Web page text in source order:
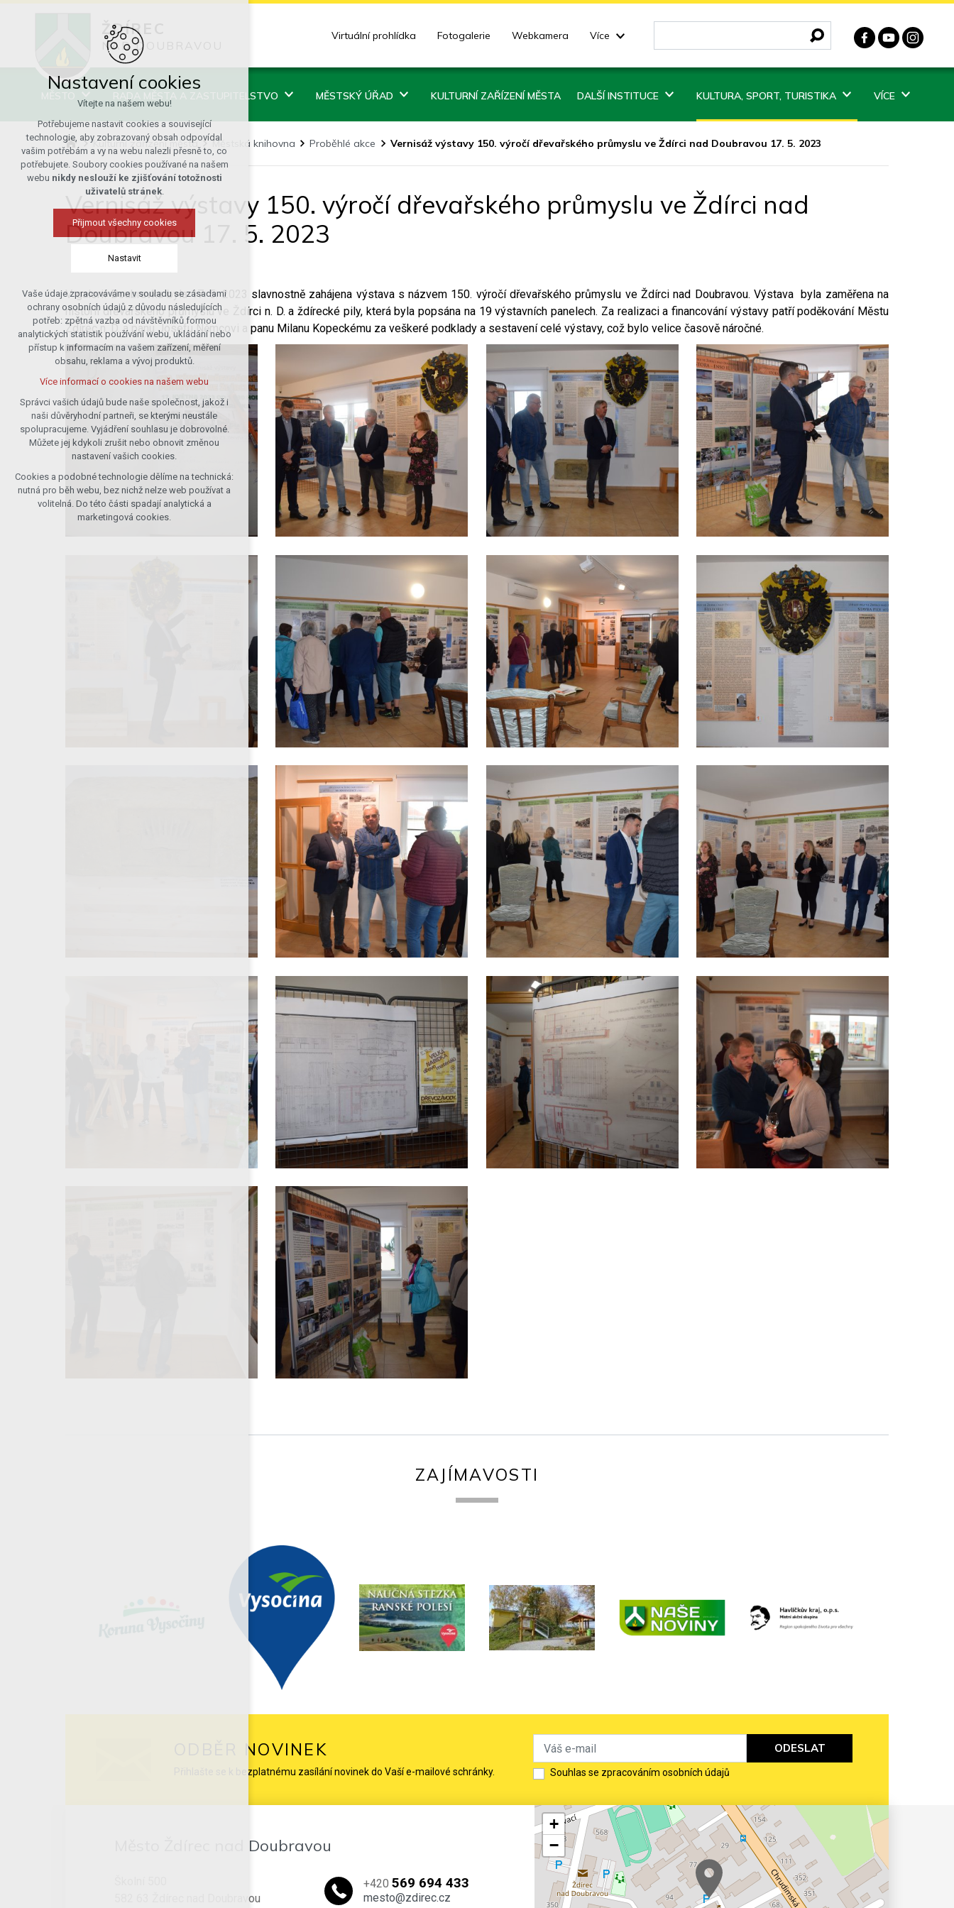
ŽDÍREC
NAD DOUBRAVOU
Virtuální prohlídka Fotogalerie Webkamera Více
RADA MĚSTA A ZASTUPITELSTVO MĚSTSKÝ ÚŘAD KULTURNÍ ZAŘÍZENÍ MĚSTA DALŠÍ INSTITUCE KULTURA, SPORT, TURISTIKA VÍCE
Kulturní zařízení města Městská knihovna Proběhlé akce Vernisáž výstavy 150. výročí dřevařského průmyslu ve Ždírci nad Doubravou 17. 5. 2023
Vernisáž výstavy 150. výročí dřevařského průmyslu ve Ždírci nad
Doubravou 17. 5. 2023
V galerii Doubravka byla 17. 5. 2023 slavnostně zahájena výstava s názvem 150. výročí dřevařského průmyslu ve Ždírci nad Doubravou. Výstava byla zaměřena na
historii dřevařského průmyslu ve Ždírci n. D. a ždírecké pily, která byla popsána na 19 výstavních panelech. Za realizaci a financování výstavy patří poděkování Městu
Ždírec n. D. a panu Josefu Němcovi a panu Milanu Kopeckému za veškeré podklady a sestavení celé výstavy, což bylo velice časově náročné.
ZAJÍMAVOSTI
ODBĚR NOVINEK
Přihlašte se k bezplatnému zasílání novinek do Vaší e-mailové schránky. Souhlas se zpracováním osobních údajů
ODESLAT
Město Ždírec nad Doubravou
582 63 Ždírec nad Doubravou
+420569 694 433
mesto@zdirec.cz
+
−
Nastavení cookies
Vítejte na našem webu!
Potřebujeme nastavit cookies a související
technologie, aby zobrazovaný obsah odpovídal
vašim potřebám a vy na webu nalezli přesně to, co
potřebujete. Soubory cookies používané na našem
webu nikdy neslouží ke zjišťování totožnosti
uživatelů stránek.
Přijmout všechny cookies
Nastavit
Technická cookies
nutná pro provozování webu
udržení kontextu stránek (session):
případná přihlášení, volby jazyka, apod.
Volitelná cookies
analytická pro anonymizované
vyhodnocení návštěvnosti
marketingová cookies (Google)
Více informací o cookies na našem webu
Přijmout všechny cookies
Odmítnout vše
Vaše údaje zpracováváme v souladu se zásadami
ochrany osobních údajů z důvodu následujících
potřeb: zpětná vazba od návštěvníků formou
analytických statistik používání webu, ukládání nebo
přístup k informacím na vašem zařízení, měření
obsahu, reklama a vývoj produktů.
Více informací o cookies na našem webu
Správci vašich údajů bude naše společnost, jakož i
naši důvěryhodní partneři, se kterými neustále
spolupracujeme. Vyjádření souhlasu je dobrovolné.
Můžete jej kdykoli zrušit nebo obnovit změnou
nastavení vašich cookies.
Cookies a podobné technologie dělíme na technická:
nutná pro běh webu, bez nichž nelze web používat a
volitelná. Do této části spadají analytická a
marketingová cookies.